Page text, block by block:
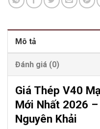
Mô tả
Đánh giá (0)
Giá Thép V40
Mới Nhất 2026
Nguyên Khải